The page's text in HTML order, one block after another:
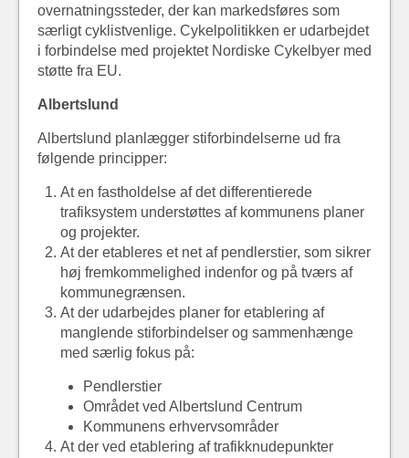
overnatningssteder, der kan markedsføres som
særligt cyklistvenlige. Cykelpolitikken er udarbejdet
i forbindelse med projektet Nordiske Cykelbyer med
støtte fra EU.
Albertslund
Albertslund planlægger stiforbindelserne ud fra
følgende principper:
At en fastholdelse af det differentierede
trafiksystem understøttes af kommunens planer
og projekter.
At der etableres et net af pendlerstier, som sikrer
høj fremkommelighed indenfor og på tværs af
kommunegrænsen.
At der udarbejdes planer for etablering af
manglende stiforbindelser og sammenhænge
med særlig fokus på:
Pendlerstier
Området ved Albertslund Centrum
Kommunens erhvervsområder
At der ved etablering af trafikknudepunkter